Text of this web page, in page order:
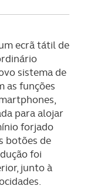
Cookies e
sua
serviços
ecrã tátil de
sistema de
as funções
para alojar
forjado
botões de
foi
junto à